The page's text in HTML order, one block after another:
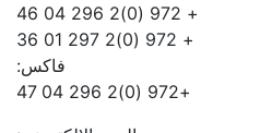
+ 972 (0)2 296 04 46
+ 972 (0)2 297 01 36
فاكس: